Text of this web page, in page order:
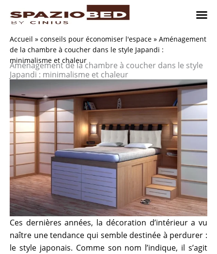
Accueil » conseils pour économiser l'espace » Aménagement
de la chambre à coucher dans le style Japandi :
minimalisme et chaleur
Aménagement de la chambre à coucher dans le style
Japandi : minimalisme et chaleur
Ces dernières années, la décoration d’intérieur a vu
naître une tendance qui semble destinée à perdurer :
le style japonais. Comme son nom l’indique, il s’agit